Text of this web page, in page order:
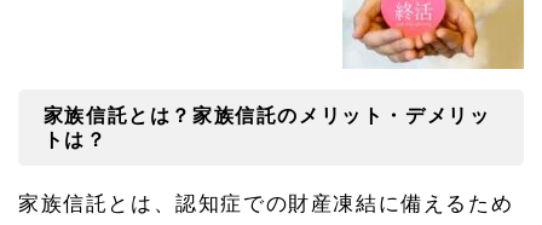
家族信託とは？家族信託のメリット・デメリッ
トは？
家族信託とは、認知症での財産凍結に備えるため